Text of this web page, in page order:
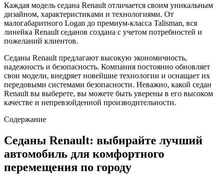
Каждая модель седана Renault отличается своим уникальным
дизайном, характеристиками и технологиями. От
малогабаритного Logan до премиум-класса Talisman, вся
линейка Renault седанов создана с учетом потребностей и
пожеланий клиентов.
Седаны Renault предлагают высокую экономичность,
надежность и безопасность. Компания постоянно обновляет
свои модели, внедряет новейшие технологии и оснащает их
передовыми системами безопасности. Неважно, какой седан
Renault вы выберете, вы можете быть уверены в его высоком
качестве и непревзойденной производительности.
Содержание
Седаны Renault: выбирайте лучший
автомобиль для комфортного
перемещения по городу